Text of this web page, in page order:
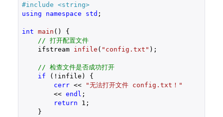
#include <string>
using
namespace std ;
int main ()
{
// 打开配置文件
ifstream infile ( "config.txt" ) ;
// 检查文件是否成功打开
if (!infile) {
cerr <<
"无法打开文件 config.txt！"
        <<
endl ;
return
1 ;
    }